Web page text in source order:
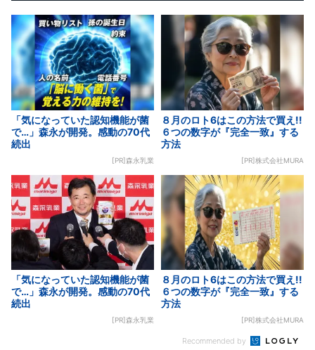
「気になっていた認知機能が菌
で…」森永が開発。感動の70代
続出
[PR]森永乳業
８月のロト6はこの方法で買え!!
６つの数字が『完全一致』する
方法
[PR]株式会社MURA
「気になっていた認知機能が菌
で…」森永が開発。感動の70代
続出
[PR]森永乳業
８月のロト6はこの方法で買え!!
６つの数字が『完全一致』する
方法
[PR]株式会社MURA
Recommended by